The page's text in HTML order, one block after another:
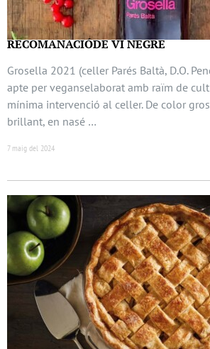
RECOMANACIÓDE VI NEGRE
Grosella 2021 (celler Parés Baltà, D.O.
apte per veganselaborat amb raïm de
mínima intervenció al celler. De color
brillant, en nasé …
7 maig del 2024